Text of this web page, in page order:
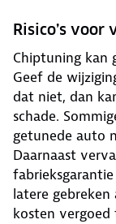
Risico’s voor
Chiptuning kan
Geef de
dat niet, dan
schade.
getunede auto
Daarnaast
latere
kosten vergoed